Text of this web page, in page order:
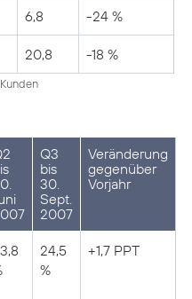
6,8 -24 %
20,8 -18 %
Q3
bis
30.
Sept.
2007
Veränderung
gegenüber
Vorjahr
24,5
%
+1,7 PPT